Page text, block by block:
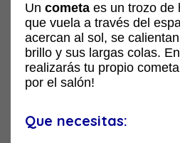
Un cometa es un trozo de
que vuela a través del
acercan al sol, se
brillo y sus largas colas.
realizarás tu propio
por el salón!
Que necesitas: